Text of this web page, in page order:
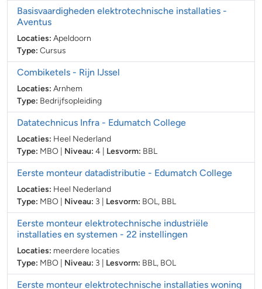
Basisvaardigheden elektrotechnische installaties -
Aventus
Locaties: Apeldoorn
Type: Cursus
Combiketels - Rijn IJssel
Locaties: Arnhem
Type: Bedrijfsopleiding
Datatechnicus Infra - Edumatch College
Locaties: Heel Nederland
Type: MBO Niveau: 4 Lesvorm: BBL
Eerste monteur datadistributie - Edumatch College
Locaties: Heel Nederland
Type: MBO Niveau: 3 Lesvorm: BOL, BBL
Eerste monteur elektrotechnische industriële
installaties en systemen - 22 instellingen
Locaties: meerdere locaties
Type: MBO Niveau: 3 Lesvorm: BBL, BOL
Eerste monteur elektrotechnische installaties woning